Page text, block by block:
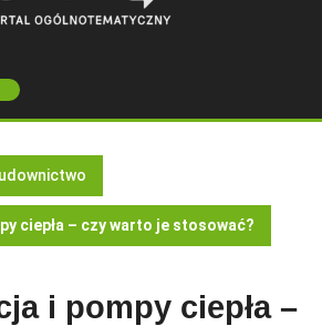
Open
Button
ciepła – czy warto je stosować?
i pompy ciepła –